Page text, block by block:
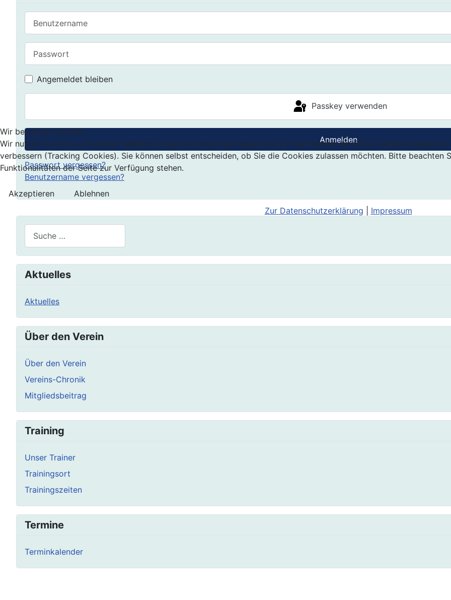
Aktuelles
Aktuelles
Über den Verein
Über den Verein
Vereins-Chronik
Mitgliedsbeitrag
Training
Unser Trainer
Trainingsort
Trainingszeiten
Termine
Terminkalender
Angemeldet bleiben
Passkey verwenden
Anmelden
Passwort vergessen?
Benutzername vergessen?
Wir benutzen Cookies
Wir nutzen Cookies auf unserer Website. Einige von ihnen sind essenziell für den Betrieb der Seite, während andere
verbessern (Tracking Cookies). Sie können selbst entscheiden, ob Sie die Cookies zulassen möchten. Bitte
Funktionalitäten der Seite zur Verfügung stehen.
Akzeptieren
Ablehnen
Zur Datenschutzerklärung
Impressum